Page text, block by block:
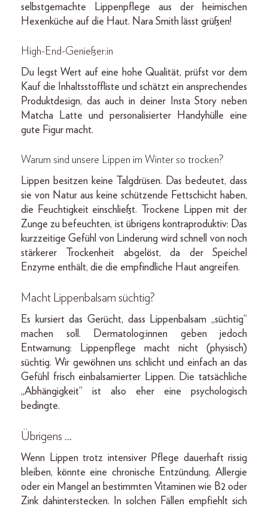
selbstgemachte Lippenpflege aus der heimischen
Hexenküche auf die Haut. Nara Smith lässt grüßen!
High-End-Genießer:in
Du legst Wert auf eine hohe Qualität, prüfst vor dem
Kauf die Inhaltsstoffliste und schätzt ein ansprechendes
Produktdesign, das auch in deiner Insta Story neben
Matcha Latte und personalisierter Handyhülle eine
gute Figur macht.
Warum sind unsere Lippen im Winter so trocken?
Lippen besitzen keine Talgdrüsen. Das bedeutet, dass
sie von Natur aus keine schützende Fettschicht haben,
die Feuchtigkeit einschließt. Trockene Lippen mit der
Zunge zu befeuchten, ist übrigens kontraproduktiv: Das
kurzzeitige Gefühl von Linderung wird schnell von noch
stärkerer Trockenheit abgelöst, da der Speichel
Enzyme enthält, die die empfindliche Haut angreifen.
Macht Lippenbalsam süchtig?
Es kursiert das Gerücht, dass Lippenbalsam „süchtig“
machen soll. Dermatolog:innen geben jedoch
Entwarnung: Lippenpflege macht nicht (physisch)
süchtig. Wir gewöhnen uns schlicht und einfach an das
Gefühl frisch einbalsamierter Lippen. Die tatsächliche
„Abhängigkeit“ ist also eher eine psychologisch
bedingte.
Übrigens …
Wenn Lippen trotz intensiver Pflege dauerhaft rissig
bleiben, könnte eine chronische Entzündung, Allergie
oder ein Mangel an bestimmten Vitaminen wie B2 oder
Zink dahinterstecken. In solchen Fällen empfiehlt sich